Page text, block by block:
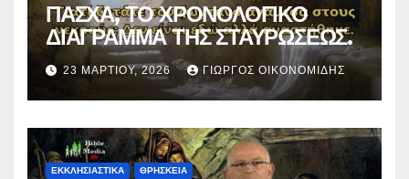
ΠΑΣΧΑ, ΤΟ ΧΡΟΝΟΛΟΓΙΚΟ
ΔΙΑΓΡΑΜΜΑ ΤΗΣ ΣΤΑΥΡΩΣΕΩΣ.
23 ΜΑΡΤΊΟΥ, 2026 ΓΙΏΡΓΟΣ ΟΙΚΟΝΟΜΊΔΗΣ
ΕΚΚΛΗΣΙΑΣΤΙΚΑ ΘΡΗΣΚΕΙΑ